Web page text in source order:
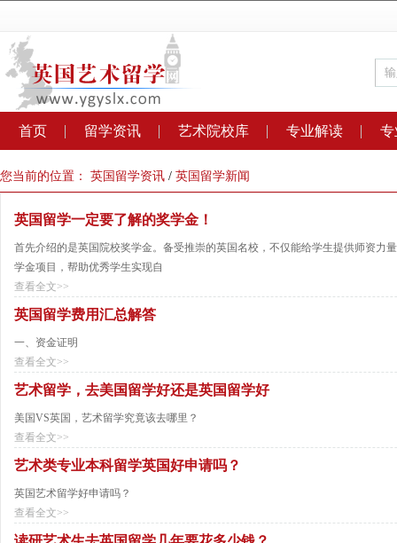
首页 留学资讯 艺术院校库 专业解读 专
您当前的位置： 英国留学资讯 / 英国留学新闻
英国留学一定要了解的奖学金！
首先介绍的是英国院校奖学金。备受推崇的英国名校，不仅能给学生提供师资力
学金项目，帮助优秀学生实现自
查看全文>>
英国留学费用汇总解答
一、资金证明
查看全文>>
艺术留学，去美国留学好还是英国留学好
美国VS英国，艺术留学究竟该去哪里？
查看全文>>
艺术类专业本科留学英国好申请吗？
英国艺术留学好申请吗？
查看全文>>